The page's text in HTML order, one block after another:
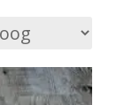
laag
naar